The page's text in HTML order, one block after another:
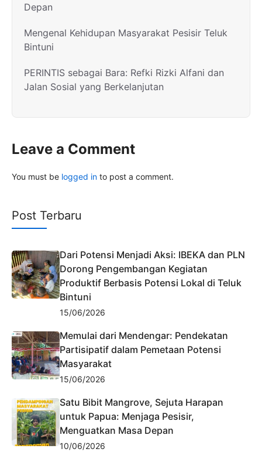
Depan
Mengenal Kehidupan Masyarakat Pesisir Teluk
Bintuni
PERINTIS sebagai Bara: Refki Rizki Alfani dan
Jalan Sosial yang Berkelanjutan
Leave a Comment
You must be logged in to post a comment.
Post Terbaru
Dari Potensi Menjadi Aksi: IBEKA dan PLN
Dorong Pengembangan Kegiatan
Produktif Berbasis Potensi Lokal di Teluk
Bintuni
15/06/2026
Memulai dari Mendengar: Pendekatan
Partisipatif dalam Pemetaan Potensi
Masyarakat
15/06/2026
Satu Bibit Mangrove, Sejuta Harapan
untuk Papua: Menjaga Pesisir,
Menguatkan Masa Depan
10/06/2026